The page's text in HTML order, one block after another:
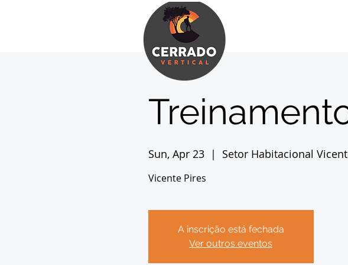
Sun, Apr 23
  |
Setor Habitacional
Vicente Pires
A inscrição está fechada
Ver outros eventos